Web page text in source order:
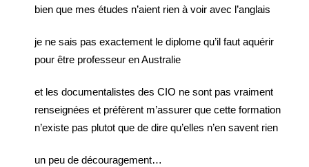
bien que mes études n’aient rien à voir avec l’anglais
je ne sais pas exactement le diplome qu’il faut aquérir
pour être professeur en Australie
et les documentalistes des CIO ne sont pas vraiment
renseignées et préfèrent m’assurer que cette formation
n’existe pas plutot que de dire qu’elles n’en savent rien
un peu de découragement…